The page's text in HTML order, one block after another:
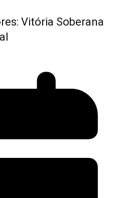
Vitória Soberana